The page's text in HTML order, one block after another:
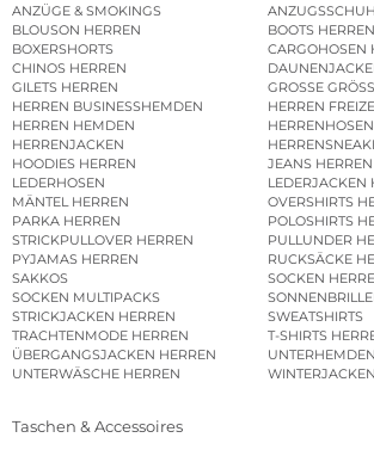
ANZÜGE & SMOKINGS
BLOUSON HERREN
BOOTS HERREN
BOXERSHORTS
CARGOHOSEN
CHINOS HERREN
GILETS HERREN
GROSSE
HERREN BUSINESSHEMDEN
HERREN
HERREN HEMDEN
HERRENHOSEN
HERRENJACKEN
HOODIES HERREN
JEANS HERREN
LEDERHOSEN
LEDERJACKEN
MÄNTEL HERREN
OVERSHIRTS
PARKA HERREN
POLOSHIRTS
STRICKPULLOVER HERREN
PULLUNDER
PYJAMAS HERREN
RUCKSÄCKE
SAKKOS
SOCKEN
SOCKEN MULTIPACKS
STRICKJACKEN HERREN
SWEATSHIRTS
TRACHTENMODE HERREN
T-SHIRTS
ÜBERGANGSJACKEN HERREN
UNTERWÄSCHE HERREN
Taschen & Accessoires